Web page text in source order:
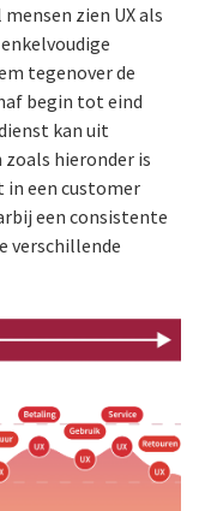
mensen zien UX als
tegenover de
begin tot eind
kan uit
hieronder is
in een customer
een consistente
verschillende